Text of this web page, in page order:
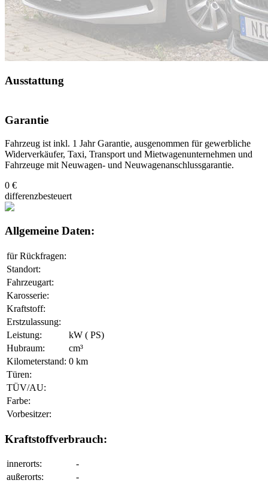
Ausstattung
Garantie
Fahrzeug ist inkl. 1 Jahr Garantie, ausgenommen für gewerbliche
Widerverkäufer, Taxi, Transport und Mietwagenunternehmen und
Fahrzeuge mit Neuwagen- und Neuwagenanschlussgarantie.
0 €
differenzbesteuert
Allgemeine Daten:
für Rückfragen:
Standort:
Fahrzeugart:
Karosserie:
Kraftstoff:
Erstzulassung:
Leistung:
kW ( PS)
Hubraum:
cm³
Kilometerstand: 0 km
Türen:
TÜV/AU:
Farbe:
Vorbesitzer:
Kraftstoffverbrauch:
innerorts:
-
außerorts:
-